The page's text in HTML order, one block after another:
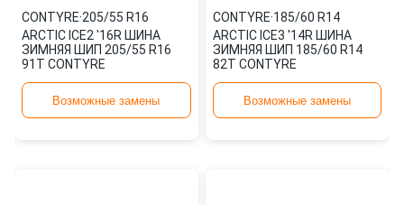
CONTYRE·205/55 R16
ARCTIC ICE2 '16R ШИНА
ЗИМНЯЯ ШИП 205/55 R16
91T CONTYRE
Возможные замены
CONTYRE·185/60 R14
ARCTIC ICE3 '14R ШИНА
ЗИМНЯЯ ШИП 185/60 R14
82T CONTYRE
Возможные замены